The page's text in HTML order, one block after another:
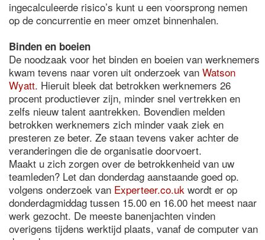
ingecalculeerde risico’s kunt u een voorsprong nemen
op de concurrentie en meer omzet binnenhalen.
Binden en boeien
De noodzaak voor het binden en boeien van werknemers
kwam tevens naar voren uit onderzoek van Watson
Wyatt. Hieruit bleek dat betrokken werknemers 26
procent productiever zijn, minder snel vertrekken en
zelfs nieuw talent aantrekken. Bovendien melden
betrokken werknemers zich minder vaak ziek en
presteren ze beter. Ze staan tevens vaker achter de
veranderingen die de organisatie doorvoert.
Maakt u zich zorgen over de betrokkenheid van uw
teamleden? Let dan donderdag aanstaande goed op.
volgens onderzoek van Experteer.co.uk wordt er op
donderdagmiddag tussen 15.00 en 16.00 het meest naar
werk gezocht. De meeste banenjachten vinden
overigens tijdens werktijd plaats, vanaf de computer van